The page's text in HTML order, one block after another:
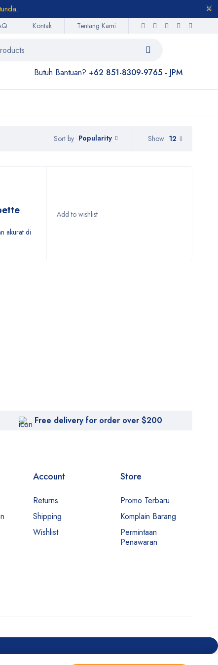
Kontak Tentang Kami
Butuh Bantuan? +62 851-8309-9765 - JPM
Sort by Popularity Show 12
akurat di
Free delivery for order over $200
Account
Returns
Shipping
Wishlist
Store
Promo Terbaru
Komplain Barang
Permintaan
Penawaran